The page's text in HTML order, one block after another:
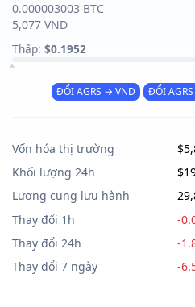
0.000003003 BTC
5,077 VND
Thấp: $0.1952
ĐỔI AGRS → VND ĐỔI
Vốn hóa thị trường
Khối lượng 24h
Lượng cung lưu hành
Thay đổi 1h
-
Thay đổi 24h
-
Thay đổi 7 ngày
-